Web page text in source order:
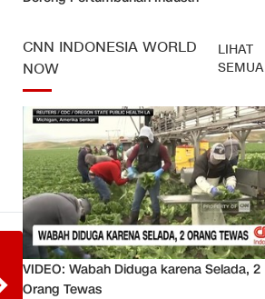
CNN INDONESIA WORLD
NOW
LIHAT
SEMUA
VIDEO: Wabah Diduga karena Selada, 2
Orang Tewas